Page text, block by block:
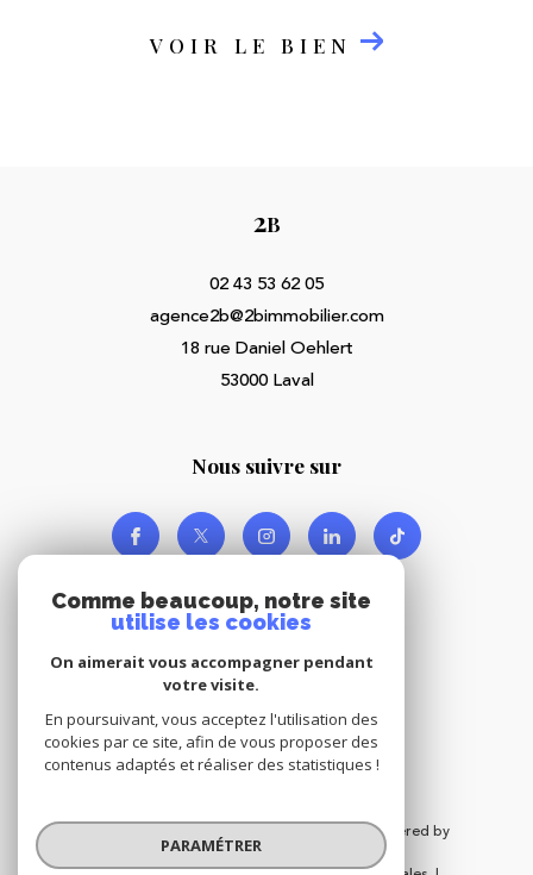
VOIR LE BIEN
2B
02 43 53 62 05
agence2b@2bimmobilier.com
18 rue Daniel Oehlert
53000 Laval
nous suivre sur
© 2026 | Tous droits réservés | Traduction powered by
Google |
Comme beaucoup, notre site
utilise les cookies
On aimerait vous accompagner pendant
votre visite.
En poursuivant, vous acceptez l'utilisation des
cookies par ce site, afin de vous proposer des
contenus adaptés et réaliser des statistiques !
PARAMÉTRER